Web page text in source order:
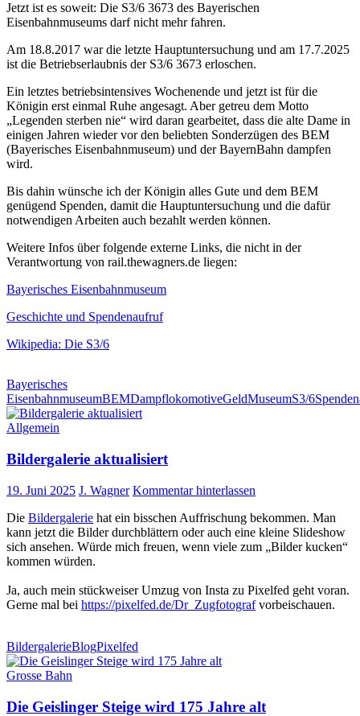
Jetzt ist es soweit: Die S3/6 3673 des Bayerischen
Eisenbahnmuseums darf nicht mehr fahren.
Am 18.8.2017 war die letzte Hauptuntersuchung und am 17.7.2025
ist die Betriebserlaubnis der S3/6 3673 erloschen.
Ein letztes betriebsintensives Wochenende und jetzt ist für die
Königin erst einmal Ruhe angesagt. Aber getreu dem Motto
„Legenden sterben nie“ wird daran gearbeitet, dass die alte Dame in
einigen Jahren wieder vor den beliebten Sonderzügen des BEM
(Bayerisches Eisenbahnmuseum) und der BayernBahn dampfen
wird.
Bis dahin wünsche ich der Königin alles Gute und dem BEM
genügend Spenden, damit die Hauptuntersuchung und die dafür
notwendigen Arbeiten auch bezahlt werden können.
Weitere Infos über folgende externe Links, die nicht in der
Verantwortung von rail.thewagners.de liegen:
Bayerisches Eisenbahnmuseum
Geschichte und Spendenaufruf
Wikipedia: Die S3/6
Bayerisches
EisenbahnmuseumBEMDampflokomotiveGeldMuseumS3/6
Allgemein
Bildergalerie aktualisiert
19. Juni 2025 J. Wagner Kommentar hinterlassen
Die Bildergalerie hat ein bisschen Auffrischung bekommen. Man
kann jetzt die Bilder durchblättern oder auch eine kleine Slideshow
sich ansehen. Würde mich freuen, wenn viele zum „Bilder kucken“
kommen würden.
Ja, auch mein stückweiser Umzug von Insta zu Pixelfed geht voran.
Gerne mal bei https://pixelfed.de/Dr_Zugfotografvorbeischauen.
BildergalerieBlogPixelfed
Grosse Bahn
Die Geislinger Steige wird 175 Jahre alt